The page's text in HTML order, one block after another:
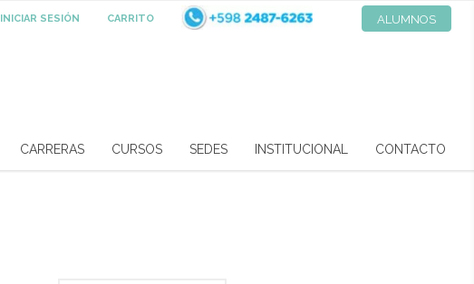
INICIAR SESIÓN CARRITO ALUMNOS
CARRERAS CURSOS SEDES INSTITUCIONAL CONTACTO